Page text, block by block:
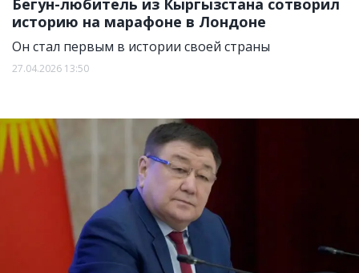
историю на марафоне в Лондоне
Он стал первым в истории своей страны
27.04.2026 13:50